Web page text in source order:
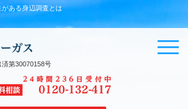
ある身辺調査とは
第30070158号